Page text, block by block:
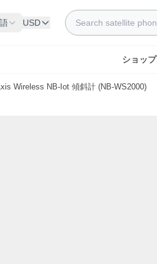
USD
Search
ショップ
Wireless NB-Iot 傾斜計 (NB-WS2000)